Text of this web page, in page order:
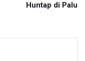
Huntap di Palu